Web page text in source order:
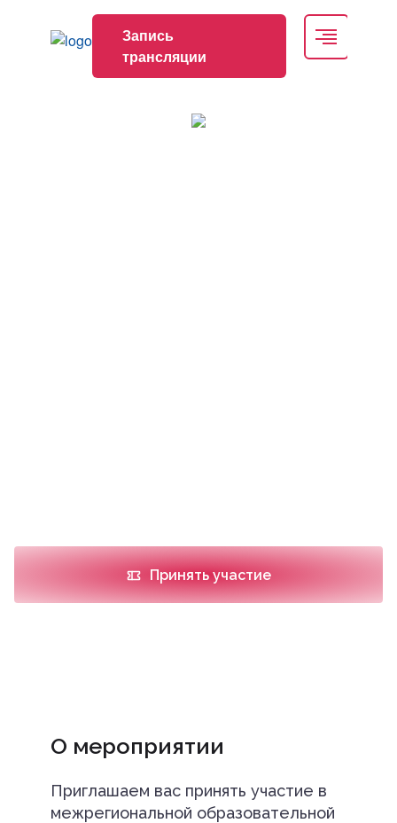
Запись
трансляции
Принять участие
О мероприятии
Приглашаем вас принять участие в
межрегиональной образовательной